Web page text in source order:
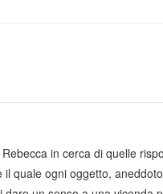
in cerca di quelle
quale ogni oggetto,